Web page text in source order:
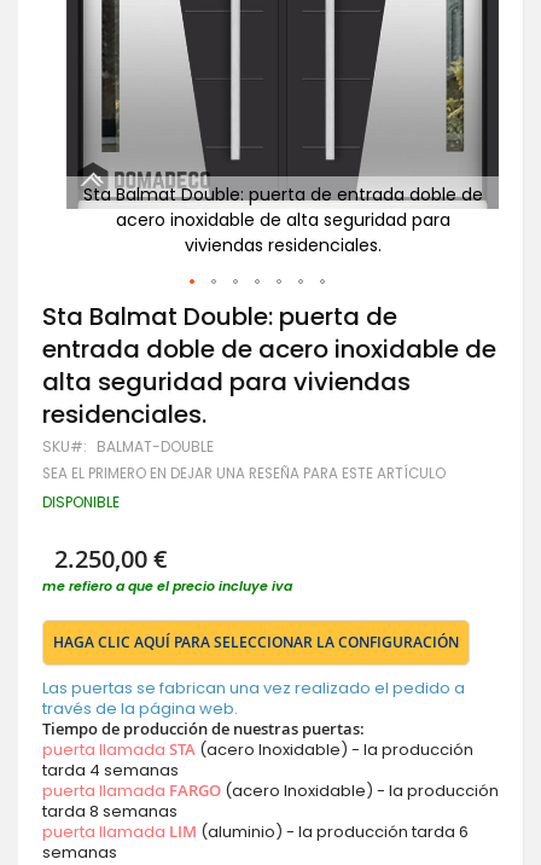
Sta Balmat Double: puerta de entrada doble de
acero inoxidable de alta seguridad para
viviendas residenciales.
Saltar
al
comienzo
de
la
galería
imágenes
Sta Balmat Double: puerta de
entrada doble de acero inoxidable de
alta seguridad para viviendas
residenciales.
SKU BALMAT-DOUBLE
SEA EL PRIMERO EN DEJAR UNA RESEÑA PARA ESTE ARTÍCULO
DISPONIBLE
2.250,00 €
me refiero a que el precio incluye iva
HAGA CLIC AQUÍ PARA SELECCIONAR LA CONFIGURACIÓN
Las puertas se fabrican una vez realizado el pedido a
través de la página web.
Tiempo de producción de nuestras puertas:
puerta llamada STA (acero Inoxidable) - la producción
tarda 4 semanas
puerta llamada FARGO (acero Inoxidable) - la producción
tarda 8 semanas
puerta llamada LIM (aluminio) - la producción tarda 6
semanas